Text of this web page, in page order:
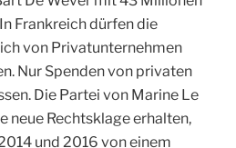
Frankreich dürfen die
von Privatunternehmen
Nur Spenden von privaten
Die Partei von Marine Le
neue Rechtsklage erhalten,
und 2016 von einem